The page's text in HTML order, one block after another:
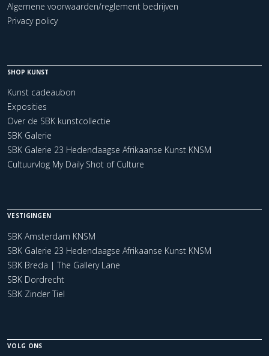
Algemene voorwaarden/reglement bedrijven
Privacy policy
SHOP KUNST
Kunst cadeaubon
Exposities
Over de SBK kunstcollectie
SBK Galerie
SBK Galerie 23 Hedendaagse Afrikaanse Kunst KNSM
Cultuurvlog My Daily Shot of Culture
VESTIGINGEN
SBK Amsterdam KNSM
SBK Galerie 23 Hedendaagse Afrikaanse Kunst KNSM
SBK Breda | The Gallery Lane
SBK Dordrecht
SBK Zinder Tiel
VOLG ONS